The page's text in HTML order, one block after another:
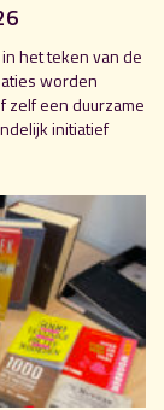
het teken van de
worden
zelf een duurzame
initiatief